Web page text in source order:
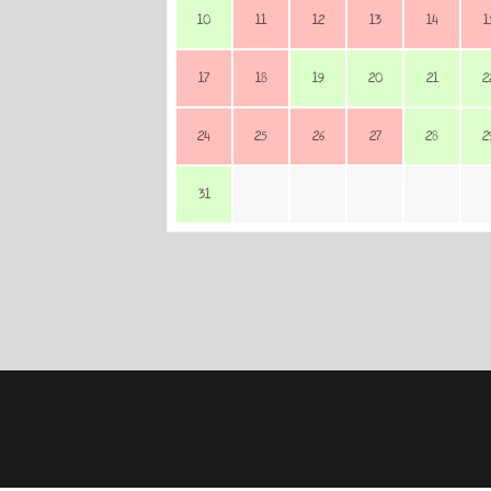
10 11 12 13 14
17 18 19 20 21
24 25 26 27 28
31